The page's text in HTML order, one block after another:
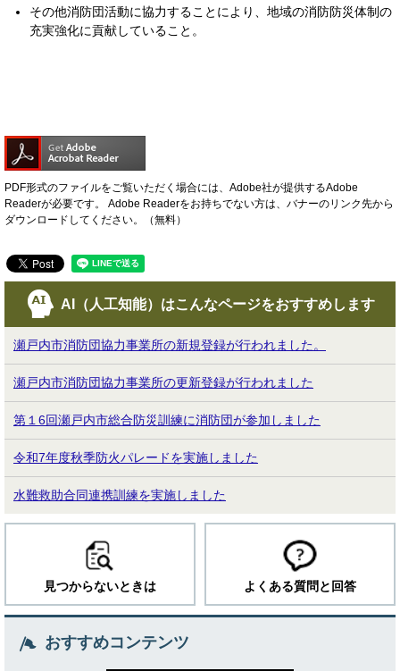
その他消防団活動に協力することにより、地域の消防防災体制の
充実強化に貢献していること。
PDF形式のファイルをご覧いただく場合には、Adobe社が提供するAdobe
Readerが必要です。
Adobe Readerをお持ちでない方は、バナーのリンク先から
ダウンロードしてください。（無料）
AI（人工知能）はこんなページをおすすめします
瀬戸内市消防団協力事業所の新規登録が行われました。
瀬戸内市消防団協力事業所の更新登録が行われました
第１6回瀬戸内市総合防災訓練に消防団が参加しました
令和7年度秋季防火パレードを実施しました
水難救助合同連携訓練を実施しました
見つからないときは よくある質問と回答
おすすめコンテンツ